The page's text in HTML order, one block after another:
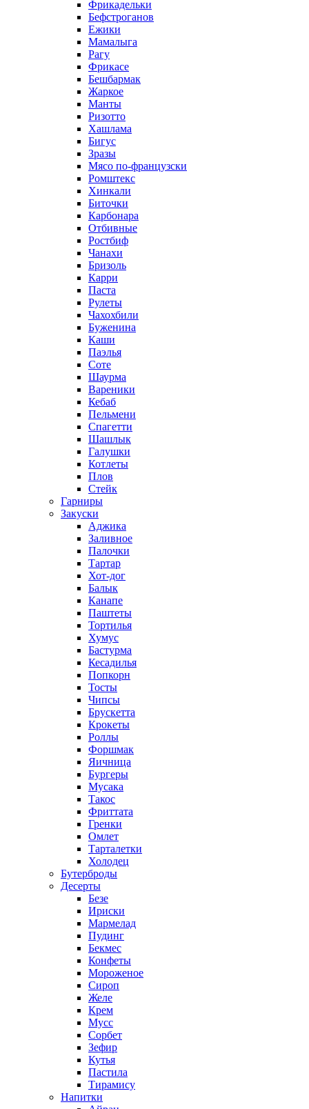
Фрикадельки
Бефстроганов
Ежики
Мамалыга
Рагу
Фрикасе
Бешбармак
Жаркое
Манты
Ризотто
Хашлама
Бигус
Зразы
Мясо по-французски
Ромштекс
Хинкали
Биточки
Карбонара
Отбивные
Ростбиф
Чанахи
Бризоль
Карри
Паста
Рулеты
Чахохбили
Буженина
Каши
Паэлья
Соте
Шаурма
Вареники
Кебаб
Пельмени
Спагетти
Шашлык
Галушки
Котлеты
Плов
Стейк
Гарниры
Закуски
Аджика
Заливное
Палочки
Тартар
Хот-дог
Балык
Канапе
Паштеты
Тортилья
Хумус
Бастурма
Кесадилья
Попкорн
Тосты
Чипсы
Брускетта
Крокеты
Роллы
Форшмак
Яичница
Бургеры
Мусака
Такос
Фриттата
Гренки
Омлет
Тарталетки
Холодец
Бутерброды
Десерты
Безе
Ириски
Мармелад
Пудинг
Бекмес
Конфеты
Мороженое
Сироп
Желе
Крем
Мусс
Сорбет
Зефир
Кутья
Пастила
Тирамису
Напитки